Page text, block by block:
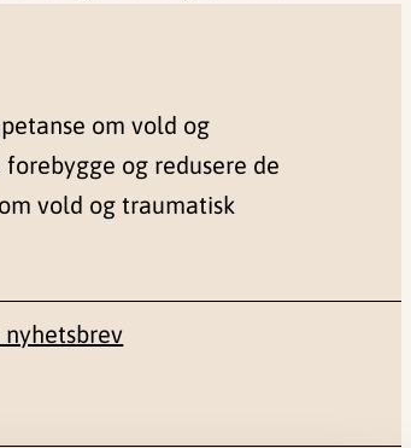
om vold og
og redusere de
vold og traumatisk